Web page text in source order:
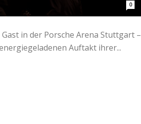
0
in der Porsche Arena Stuttgart –
Auftakt ihrer...